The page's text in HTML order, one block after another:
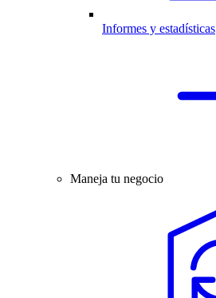
Informes y estadísticas
Maneja tu negocio